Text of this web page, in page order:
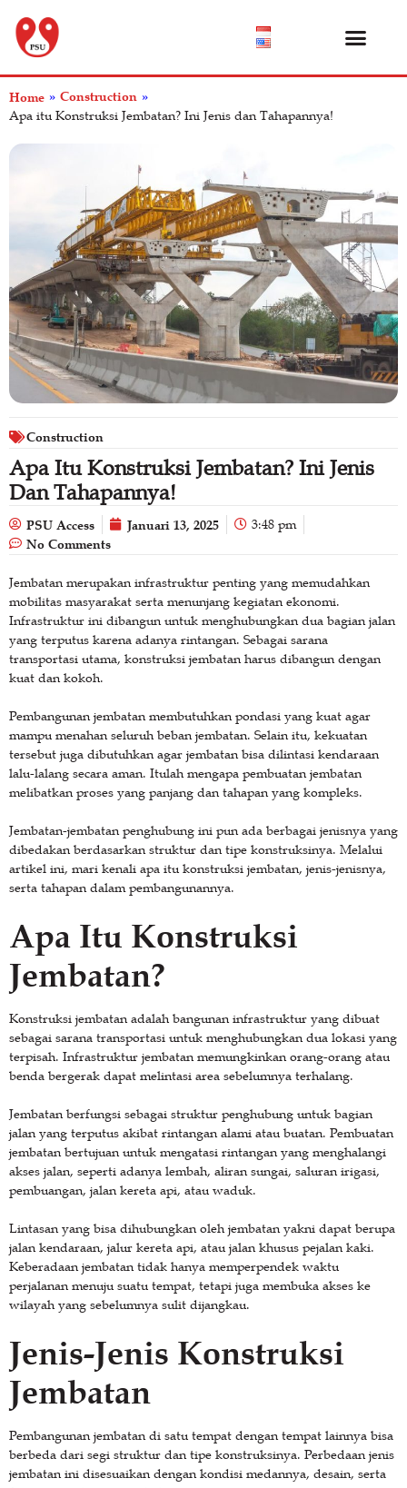
Home » Construction »
Apa itu Konstruksi Jembatan? Ini Jenis dan Tahapannya!
Construction
Apa Itu Konstruksi Jembatan? Ini Jenis
Dan Tahapannya!
PSU Access Januari 13, 2025 3:48 pm
No Comments
Jembatan merupakan infrastruktur penting yang memudahkan
mobilitas masyarakat serta menunjang kegiatan ekonomi.
Infrastruktur ini dibangun untuk menghubungkan dua bagian jalan
yang terputus karena adanya rintangan. Sebagai sarana
transportasi utama, konstruksi jembatan harus dibangun dengan
kuat dan kokoh.
Pembangunan jembatan membutuhkan pondasi yang kuat agar
mampu menahan seluruh beban jembatan. Selain itu, kekuatan
tersebut juga dibutuhkan agar jembatan bisa dilintasi kendaraan
lalu-lalang secara aman. Itulah mengapa pembuatan jembatan
melibatkan proses yang panjang dan tahapan yang kompleks.
Jembatan-jembatan penghubung ini pun ada berbagai jenisnya yang
dibedakan berdasarkan struktur dan tipe konstruksinya. Melalui
artikel ini, mari kenali apa itu konstruksi jembatan, jenis-jenisnya,
serta tahapan dalam pembangunannya.
Apa Itu Konstruksi
Jembatan?
Konstruksi jembatan adalah bangunan infrastruktur yang dibuat
sebagai sarana transportasi untuk menghubungkan dua lokasi yang
terpisah. Infrastruktur jembatan memungkinkan orang-orang atau
benda bergerak dapat melintasi area sebelumnya terhalang.
Jembatan berfungsi sebagai struktur penghubung untuk bagian
jalan yang terputus akibat rintangan alami atau buatan. Pembuatan
jembatan bertujuan untuk mengatasi rintangan yang menghalangi
akses jalan, seperti adanya lembah, aliran sungai, saluran irigasi,
pembuangan, jalan kereta api, atau waduk.
Lintasan yang bisa dihubungkan oleh jembatan yakni dapat berupa
jalan kendaraan, jalur kereta api, atau jalan khusus pejalan kaki.
Keberadaan jembatan tidak hanya memperpendek waktu
perjalanan menuju suatu tempat, tetapi juga membuka akses ke
wilayah yang sebelumnya sulit dijangkau.
Jenis-Jenis Konstruksi
Jembatan
Pembangunan jembatan di satu tempat dengan tempat lainnya bisa
berbeda dari segi struktur dan tipe konstruksinya. Perbedaan jenis
jembatan ini disesuaikan dengan kondisi medannya, desain, serta